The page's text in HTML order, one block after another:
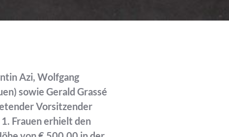
Azi, Wolfgang
sowie Gerald Grassé
Vorsitzender
Frauen erhielt den